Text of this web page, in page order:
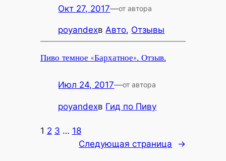
Окт 27, 2017—от автора
poyandexвАвто, Отзывы
Пиво темное «Бархатное». Отзыв.
Июл 24, 2017—от автора
poyandexв Гид по Пиву
1 2 3 … 18
Следующая страница
→